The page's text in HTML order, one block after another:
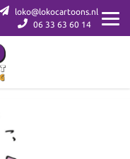
loko@lokocartoons.nl
06 33 63 60 14